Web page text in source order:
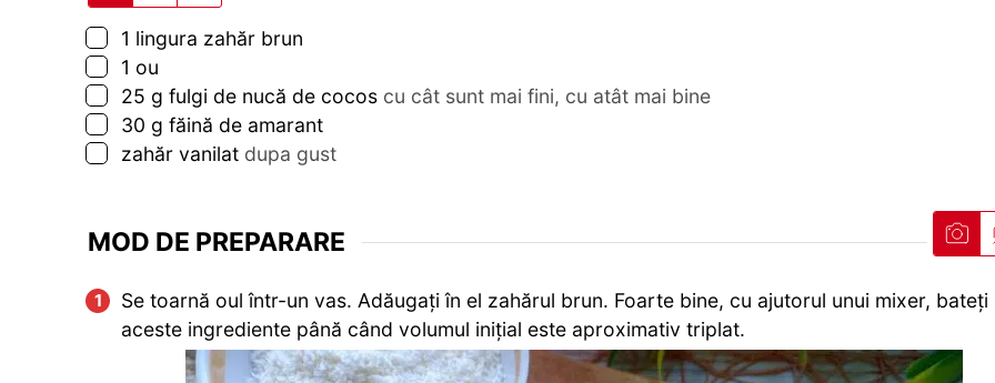
▢
1 lingura zahăr brun
▢
1 ou
▢
25 g fulgi de nucă de cocos cu cât sunt mai fini, cu atât mai bine
▢
30 g făină de amarant
▢
zahăr vanilat dupa gust
MOD DE PREPARARE
Se toarnă oul într-un vas. Adăugați în el zahărul brun. Foarte bine, cu ajutorul unui mixer, bateți
aceste ingrediente până când volumul inițial este aproximativ triplat.